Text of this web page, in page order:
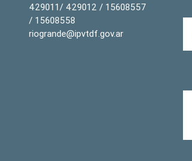
429011/ 429012 / 15608557
/ 15608558
riogrande@ipvtdf.gov.ar